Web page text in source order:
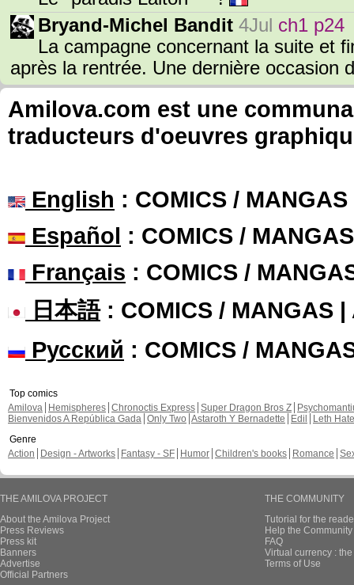
Bryand-Michel Bandit 4Jul ch1 p24
La campagne concernant la suite et
après la rentrée. Une dernière occasion
Amilova.com est une
traducteurs d'oeuvres
English : COMICS /
Español : COMICS /
Français : COMICS /
日本語: COMICS / MANGAS |
Русский : COMICS /
Top comics
Amilova
Hemispheres Chronoctis Express Super Dragon Bros Z
Bienvenidos A República Gada Only Two Astaroth Y Bernadette Edil
Leth Hate
Genre
Action
Design - Artworks Fantasy - SF Humor Children's books Romance
THE AMILOVA PROJECT
About the Amilova Project
Press Reviews
Press kit
Banners
Advertise
Official Partners
THE COMMUNITY
Tutorial for the
Help the
FAQ
Virtual currency :
Terms of Use